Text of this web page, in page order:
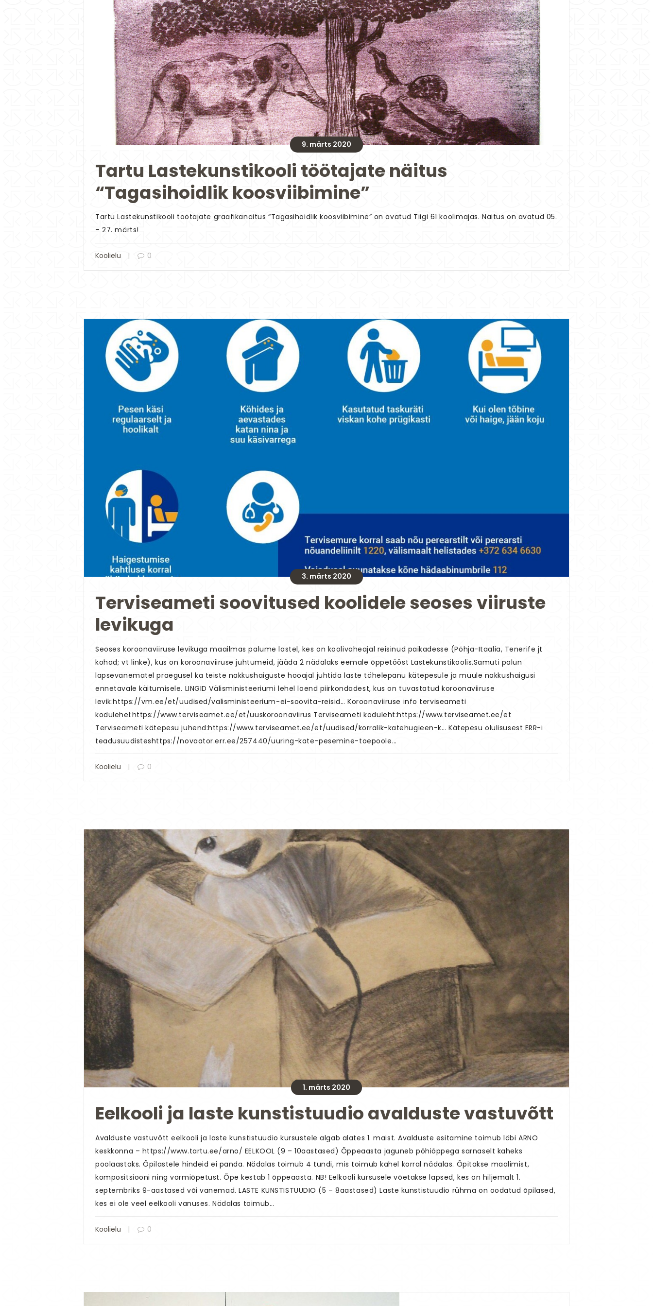
9. märts 2020
Tartu Lastekunstikooli töötajate näitus
“Tagasihoidlik koosviibimine”
Tartu Lastekunstikooli töötajate graafikanäitus “Tagasihoidlik koosviibimine” on avatud Tiigi 61 koolimajas. Näitus on avatud 05.
– 27. märts!
Koolielu 0
3. märts 2020
Terviseameti soovitused koolidele seoses viiruste
levikuga
Seoses koroonaviiruse levikuga maailmas palume lastel, kes on koolivaheajal reisinud paikadesse (Põhja-Itaalia, Tenerife jt
kohad; vt linke), kus on koroonaviiruse juhtumeid, jääda 2 nädalaks eemale õppetööst Lastekunstikoolis.Samuti palun
lapsevanematel praegusel ka teiste nakkushaiguste hooajal juhtida laste tähelepanu kätepesule ja muule nakkushaigusi
ennetavale käitumisele. LINGID Välisministeeriumi lehel loend piirkondadest, kus on tuvastatud koroonaviiruse
levik:https://vm.ee/et/uudised/valisministeerium-ei-soovita-reisid… Koroonaviiruse info terviseameti
kodulehel:https://www.terviseamet.ee/et/uuskoroonaviirus Terviseameti koduleht:https://www.terviseamet.ee/et
Terviseameti kätepesu juhend:https://www.terviseamet.ee/et/uudised/korralik-katehugieen-k… Kätepesu olulisusest ERR-i
teadusuudisteshttps://novaator.err.ee/257440/uuring-kate-pesemine-toepoole…
Koolielu 0
1. märts 2020
Eelkooli ja laste kunstistuudio avalduste vastuvõtt
Avalduste vastuvõtt eelkooli ja laste kunstistuudio kursustele algab alates 1. maist. Avalduste esitamine toimub läbi ARNO
keskkonna – https://www.tartu.ee/arno/ EELKOOL (9 – 10aastased) Õppeaasta jaguneb põhiõppega sarnaselt kaheks
poolaastaks. Õpilastele hindeid ei panda. Nädalas toimub 4 tundi, mis toimub kahel korral nädalas. Õpitakse maalimist,
kompositsiooni ning vormiõpetust. Õpe kestab 1 õppeaasta. NB! Eelkooli kursusele võetakse lapsed, kes on hiljemalt 1.
septembriks 9-aastased või vanemad. LASTE KUNSTISTUUDIO (5 – 8aastased) Laste kunstistuudio rühma on oodatud õpilased,
kes ei ole veel eelkooli vanuses. Nädalas toimub…
Koolielu 0